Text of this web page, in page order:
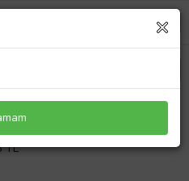
Satellite Pro L300D-EZ1003X
Aleti
İndirim
TL